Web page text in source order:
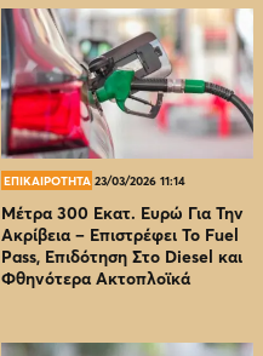
ΕΠΙΚΑΙΡΟΤΗΤΑ 23/03/2026 11:14
Μέτρα 300 Εκατ. Ευρώ Για Την
Ακρίβεια – Επιστρέφει Το Fuel
Pass, Επιδότηση Στο Diesel και
Φθηνότερα Ακτοπλοϊκά